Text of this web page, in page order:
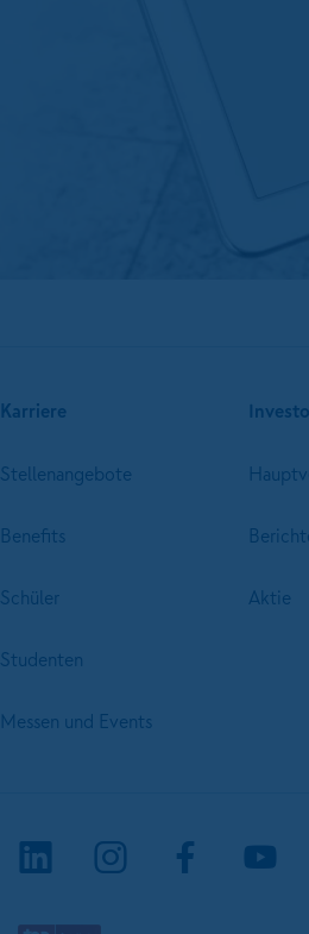
Karriere
Stellenangebote
Benefits
Schüler
Studenten
Messen und Events
Aktie